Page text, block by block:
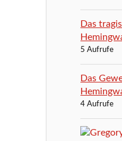
Das
5 Aufrufe
Das
4 Aufrufe